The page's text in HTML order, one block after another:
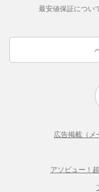
最安値保証につい
広告掲載（メ
アソビュー！